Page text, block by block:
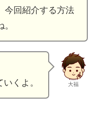
今回紹介する方法
くよ。
大福